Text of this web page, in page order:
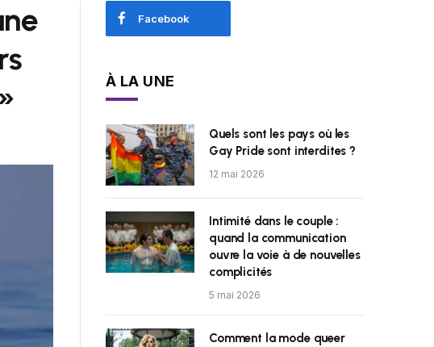
Facebook
À LA UNE
Quels sont les pays où les
Gay Pride sont interdites ?
12 mai 2026
Intimité dans le couple :
quand la communication
ouvre la voie à de nouvelles
complicités
5 mai 2026
Comment la mode queer